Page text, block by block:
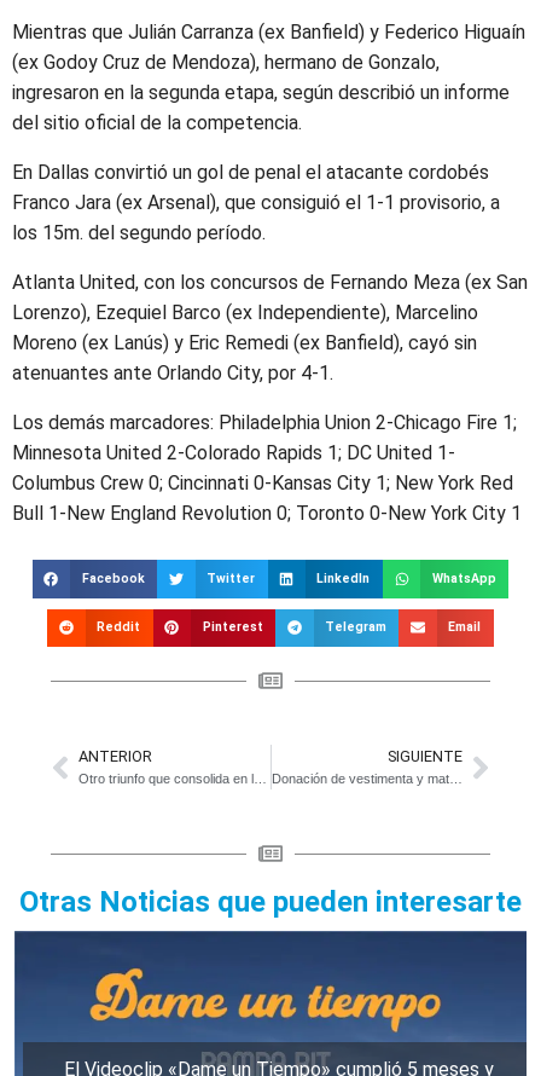
Mientras que Julián Carranza (ex Banfield) y Federico Higuaín
(ex Godoy Cruz de Mendoza), hermano de Gonzalo,
ingresaron en la segunda etapa, según describió un informe
del sitio oficial de la competencia.
En Dallas convirtió un gol de penal el atacante cordobés
Franco Jara (ex Arsenal), que consiguió el 1-1 provisorio, a
los 15m. del segundo período.
Atlanta United, con los concursos de Fernando Meza (ex San
Lorenzo), Ezequiel Barco (ex Independiente), Marcelino
Moreno (ex Lanús) y Eric Remedi (ex Banfield), cayó sin
atenuantes ante Orlando City, por 4-1.
Los demás marcadores: Philadelphia Union 2-Chicago Fire 1;
Minnesota United 2-Colorado Rapids 1; DC United 1-
Columbus Crew 0; Cincinnati 0-Kansas City 1; New York Red
Bull 1-New England Revolution 0; Toronto 0-New York City 1
Facebook Twitter LinkedIn WhatsApp
Reddit Pinterest Telegram Email
ANTERIOR SIGUIENTE
Donación de vestimenta y material didáctico para internas de la UP N° 51
Otras Noticias que pueden interesarte
El Videoclip «Dame un Tiempo» cumplió 5 meses y